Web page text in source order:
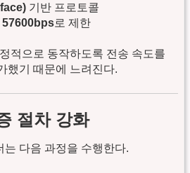
기반 프로토콜
57600bps로 제한
적으로 동작하도록 전송 속도를
했기 때문에 느려진다.
절차 강화
는 다음 과정을 수행한다.